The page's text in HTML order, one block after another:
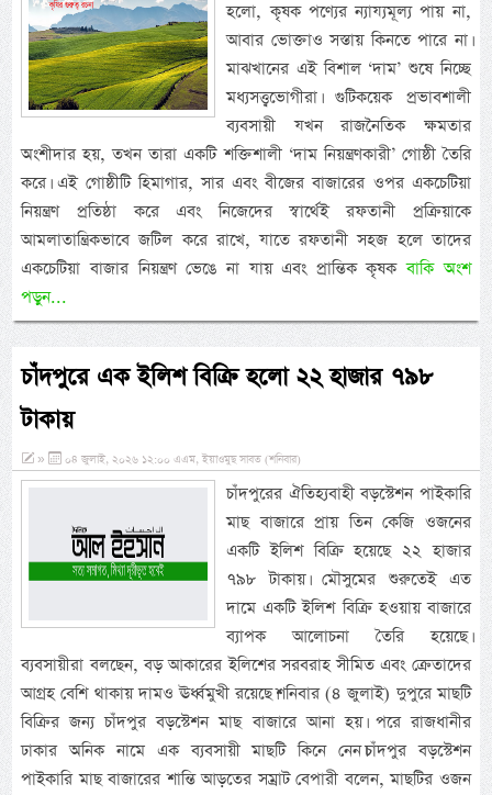
হলো, কৃষক পণ্যের ন্যায্যমূল্য পায় না,
আবার ভোক্তাও সস্তায় কিনতে পারে না।
মাঝখানের এই বিশাল ‘দাম’ শুষে নিচ্ছে
মধ্যসত্ত্বভোগীরা। গুটিকয়েক প্রভাবশালী
ব্যবসায়ী যখন রাজনৈতিক ক্ষমতার
অংশীদার হয়, তখন তারা একটি শক্তিশালী ‘দাম নিয়ন্ত্রণকারী’ গোষ্ঠী তৈরি
করে। এই গোষ্ঠীটি হিমাগার, সার এবং বীজের বাজারের ওপর একচেটিয়া
নিয়ন্ত্রণ প্রতিষ্ঠা করে এবং নিজেদের স্বার্থেই রফতানী প্রক্রিয়াকে
আমলাতান্ত্রিকভাবে জটিল করে রাখে, যাতে রফতানী সহজ হলে তাদের
একচেটিয়া বাজার নিয়ন্ত্রণ ভেঙে না যায় এবং প্রান্তিক কৃষকবাকি অংশ
পড়ুন...
চাঁদপুরে এক ইলিশ বিক্রি হলো ২২ হাজার ৭৯৮
টাকায়
» ০৪ জুলাই, ২০২৬ ১২:০০ এএম, ইয়াওমুছ সাবত (শনিবার)
চাঁদপুরের ঐতিহ্যবাহী বড়স্টেশন পাইকারি
মাছ বাজারে প্রায় তিন কেজি ওজনের
একটি ইলিশ বিক্রি হয়েছে ২২ হাজার
৭৯৮ টাকায়। মৌসুমের শুরুতেই এত
দামে একটি ইলিশ বিক্রি হওয়ায় বাজারে
ব্যাপক আলোচনা তৈরি হয়েছে।
ব্যবসায়ীরা বলছেন, বড় আকারের ইলিশের সরবরাহ সীমিত এবং ক্রেতাদের
আগ্রহ বেশি থাকায় দামও ঊর্ধ্বমুখী রয়েছে।শনিবার (৪ জুলাই) দুপুরে মাছটি
বিক্রির জন্য চাঁদপুর বড়স্টেশন মাছ বাজারে আনা হয়। পরে রাজধানীর
ঢাকার অনিক নামে এক ব্যবসায়ী মাছটি কিনে নেন।চাঁদপুর বড়স্টেশন
পাইকারি মাছ বাজারের শান্তি আড়তের সম্রাট বেপারী বলেন, মাছটির ওজন